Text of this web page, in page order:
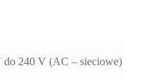
do 240 V (AC – sieciowe)